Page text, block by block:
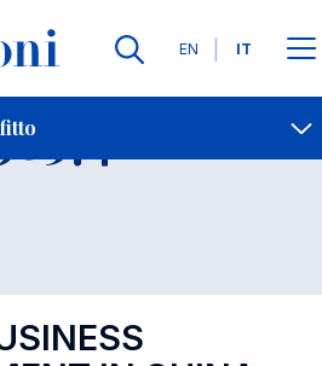
Lingue
EN IT
Contatti
Open